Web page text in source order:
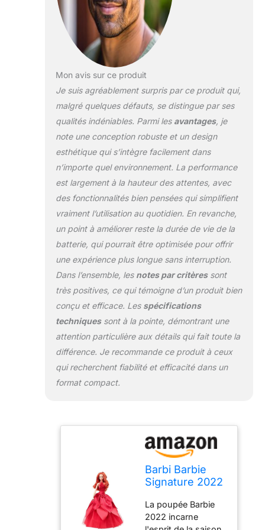
satinés Magnifiques
boucles d'oreilles
chandelier dorées
et lèvres rouges
look Barbi La
poupée porte ses
longues boucles
rouges dans un
style sophistiqué
demi-up Dans un
emballage idéal
poupée Barbie des
fêtes 2022 est un
excellent cadeau
pour les
les enfants âgés de
6 ans et plus
Mon avis sur ce produit
Je suis agréablement surpris par ce produit qui,
malgré quelques défauts, se distingue par ses
qualités indéniables. Parmi les avantages, je
note une conception robuste et un design
esthétique qui s’intègre facilement dans
n’importe quel environnement. La performance
est largement à la hauteur des attentes, avec
des fonctionnalités bien pensées qui simplifient
vraiment l’utilisation au quotidien. En revanche,
un point à améliorer reste la durée de vie de la
batterie, qui pourrait être optimisée pour offrir
une expérience plus longue sans interruption.
Dans l’ensemble, les notes par critèressont
très positives, ce qui témoigne d’un produit bien
conçu et efficace. Les spécifications
techniquessont à la pointe, démontrant une
attention particulière aux détails qui fait toute la
différence. Je recommande ce produit à ceux
qui recherchent fiabilité et efficacité dans un
format compact.
Barbi Barbie
Signature 2022
Collectible,
cheveux
La poupée Barbie
2022 incarne